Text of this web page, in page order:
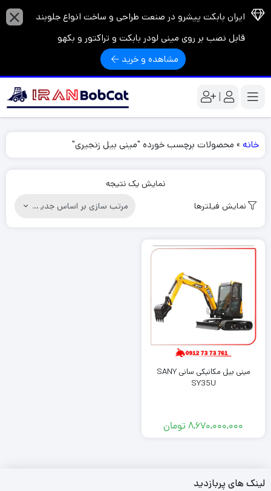
ایران بابکت پیشرو در صنعت طراحی و ساخت انواع جلوبند
قابل نصب بر روی مینی لودر بابکت و تراکتور و بکهو
مشاهده و خرید
|
خانه » محصولات برچسب خورده "مینی بیل زنجیری"
نمایش یک نتیجه
نمایش فیلترها
مینی بیل مکانیکی سانی SANY
SY35U
8,670,000,000تومان
لینک های پربازدید